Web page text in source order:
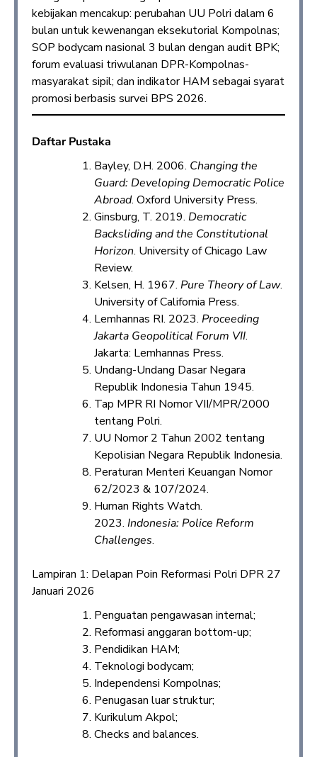
kebijakan mencakup: perubahan UU Polri dalam 6
bulan untuk kewenangan eksekutorial Kompolnas;
SOP bodycam nasional 3 bulan dengan audit BPK;
forum evaluasi triwulanan DPR-Kompolnas-
masyarakat sipil; dan indikator HAM sebagai syarat
promosi berbasis survei BPS 2026.
Daftar Pustaka
Bayley, D.H. 2006. Changing the
Guard: Developing Democratic Police
Abroad. Oxford University Press.​
Ginsburg, T. 2019. Democratic
Backsliding and the Constitutional
Horizon. University of Chicago Law
Review.​
Kelsen, H. 1967. Pure Theory of Law.
University of California Press.​
Lemhannas RI. 2023. Proceeding
Jakarta Geopolitical Forum VII.
Jakarta: Lemhannas Press.​
Undang-Undang Dasar Negara
Republik Indonesia Tahun 1945.​
Tap MPR RI Nomor VII/MPR/2000
tentang Polri.​
UU Nomor 2 Tahun 2002 tentang
Kepolisian Negara Republik Indonesia.​
Peraturan Menteri Keuangan Nomor
62/2023 & 107/2024.​
Human Rights Watch.
2023. Indonesia: Police Reform
Challenges.​
Lampiran 1: Delapan Poin Reformasi Polri DPR 27
Januari 2026
Penguatan pengawasan internal;
Reformasi anggaran bottom-up;
Pendidikan HAM;
Teknologi bodycam;
Independensi Kompolnas;
Penugasan luar struktur;
Kurikulum Akpol;
Checks and balances.